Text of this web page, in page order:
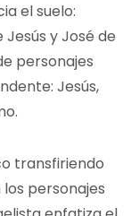
el suelo:
y José de
personajes
Jesús,
transfiriendo
personajes